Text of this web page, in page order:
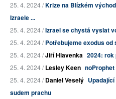
25. 4. 2024 /Krize na Blízkém
Izraele ...
25. 4. 2024 /Izrael se chystá vyslat
25. 4. 2024 /Potřebujeme exodus od
25. 4. 2024 /Jiří Hlavenka 2024:
25. 4. 2024 /Lesley Keen noProphet
25. 4. 2024 /Daniel Veselý
sudem prachu